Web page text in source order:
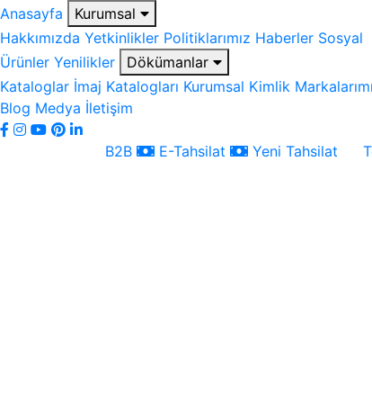
Anasayfa
Kurumsal
Hakkımızda Yetkinlikler Politiklarımız Haberler Sosyal
Ürünler Yenilikler
Dökümanlar
Kataloglar İmaj Katalogları Kurumsal Kimlik
Blog Medya İletişim
B2B E-Tahsilat Yeni Tahsilat